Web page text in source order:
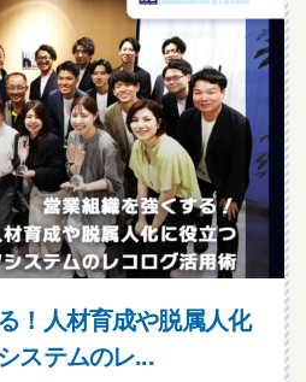
！人材育成や脱属人化
ステムのレ...